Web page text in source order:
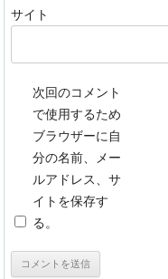
サイト
次回のコメント
で使用するため
ブラウザーに自
分の名前、メー
ルアドレス、サ
イトを保存す
る。